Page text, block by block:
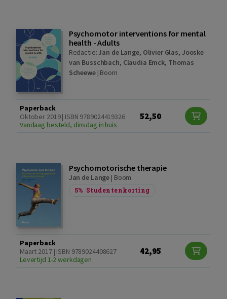
Psychomotor interventions for mental
health - Adults
Redactie:Jan de Lange, Olivier Glas, Jooske
van Busschbach, Claudia Emck, Thomas
Scheewe| Boom
Paperback
Oktober 2019 | ISBN 9789024419326
Vandaag besteld, dinsdag in huis
52,50
Psychomotorische therapie
Jan de Lange | Boom
5% Studentenkorting
Paperback
Maart 2017 | ISBN 9789024408627
Levertijd 1-2 werkdagen
42,95